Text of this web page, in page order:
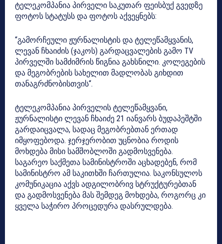
ტელეკომპანია პირველი საკუთარ ფეისბუქ გვედზე
ფოტოს სტატუსს და ფოტოს აქვეყნებს:
“გამორჩეული ჟურნალისტის და ტელეწამყვანის,
ლევან ჩხაიძის (ჯაკოს) გარდაცვალების გამო TV
პირველში სამძიმრის წიგნია გახსნილი. კოლეგების
და მეგობრების სახელით მადლობას გიხდით
თანაგრძნობისთვის“.
ტელეკომპანია პირველის ტელეწამყვანი,
ჟურნალისტი ლევან ჩხაიძე 21 იანვარს ბუდაპეშტში
გარდაიცვალა, სადაც მეგობრებთან ერთად
იმყოფებოდა. ჯერჯერობით უცნობია როდის
მოხდება მისი სამშობლოში გადმოსვენება.
საგარეო საქმეთა სამინისტროში აცხადებენ, რომ
სამინისტრო ამ საკითხში ჩართულია. საკონსულოს
კომუნიკაცია აქვს ადგილობრივ სტრუქტურებთან
და გადმოსვენება მას შემდეგ მოხდება, როგორც კი
ყველა საჭირო პროცედურა დასრულდება.